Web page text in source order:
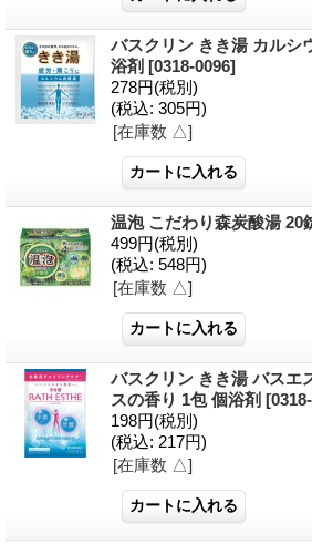
バスクリン きき湯 カルシ
浴剤 [0318-0096]
278円(税別)
(税込: 305円)
[在庫数 △]
温泡 こだわり森炭酸湯 20
499円(税別)
(税込: 548円)
[在庫数 △]
バスクリン きき湯 バスエ
スの香り 1包 個浴剤
198円(税別)
(税込: 217円)
[在庫数 △]